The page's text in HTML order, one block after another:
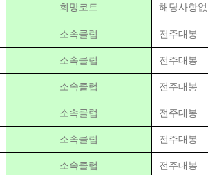
희망코트 해당사항
소속클럽 전주대봉
소속클럽 전주대봉
소속클럽 전주대봉
소속클럽 전주대봉
소속클럽 전주대봉
소속클럽 전주대봉